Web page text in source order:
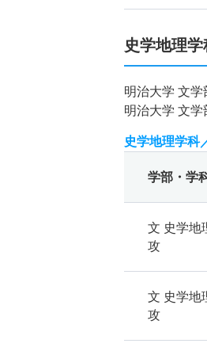
史学地理
明治大学 文
明治大学 文
史学地理学科
学部・学
文 史学地
攻
文 史学地
攻